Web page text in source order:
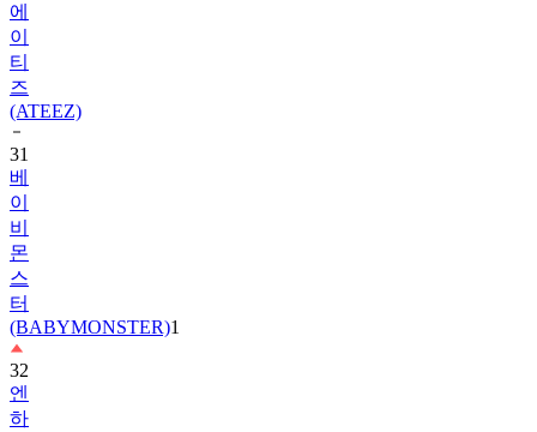
에
이
티
즈
(ATEEZ)
31
베
이
비
몬
스
터
(BABYMONSTER)1
32
엔
하